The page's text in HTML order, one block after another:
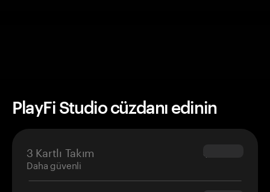
PlayFi Studio cüzdanı edinin
3 Kartlı Takım
Daha güvenli
$69.90